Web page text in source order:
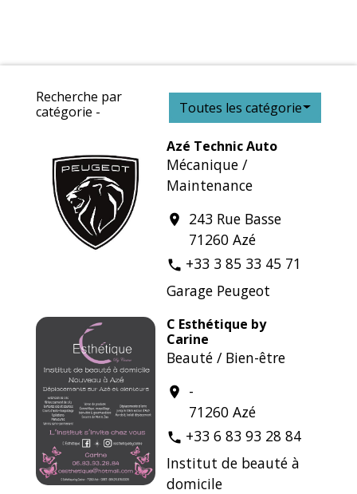
Recherche par
catégorie -
Toutes les catégories
Azé Technic Auto
Mécanique /
Maintenance
location_on
243 Rue Basse
71260 Azé
phone +33 3 85 33 45 71
Garage Peugeot
C Esthétique by
Carine
Beauté / Bien-être
location_on
-
71260 Azé
phone +33 6 83 93 28 84
Institut de beauté à
domicile